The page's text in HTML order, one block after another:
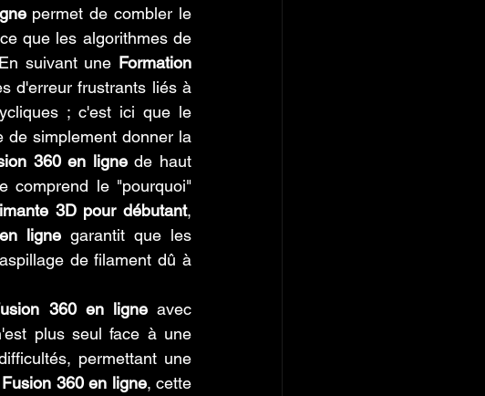
permet de combler le
que les algorithmes de
suivant une Formation
d'erreur frustrants liés à
; c'est ici que le
de simplement donner la
360 en ligne de haut
comprend le "pourquoi"
3D pour débutant,
ligne garantit que les
de filament dû à
360 en ligne avec
plus seul face à une
permettant une
360 en ligne, cette